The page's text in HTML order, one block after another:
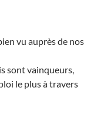
vu auprès de nos
sont vainqueurs,
le plus à travers